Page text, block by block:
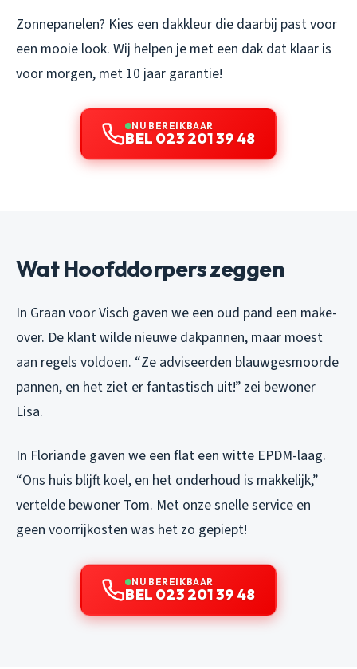
Zonnepanelen? Kies een dakkleur die daarbij past voor
een mooie look. Wij helpen je met een dak dat klaar is
voor morgen, met 10 jaar garantie!
NU BEREIKBAAR
BEL 023 201 39 48
Wat Hoofddorpers zeggen
In Graan voor Visch gaven we een oud pand een make-
over. De klant wilde nieuwe dakpannen, maar moest
aan regels voldoen. “Ze adviseerden blauwgesmoorde
pannen, en het ziet er fantastisch uit!” zei bewoner
Lisa.
In Floriande gaven we een flat een witte EPDM-laag.
“Ons huis blijft koel, en het onderhoud is makkelijk,”
vertelde bewoner Tom. Met onze snelle service en
geen voorrijkosten was het zo gepiept!
NU BEREIKBAAR
BEL 023 201 39 48